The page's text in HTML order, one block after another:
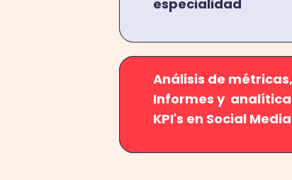
especialidad
Análisis de métricas,
Informes y
KPI's en Social Media